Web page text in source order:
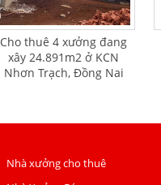
Cho thuê 4 xưởng đang
xây 24.891m2 ở KCN
Nhơn Trạch, Đồng Nai
Nhà xưởng cho thuê